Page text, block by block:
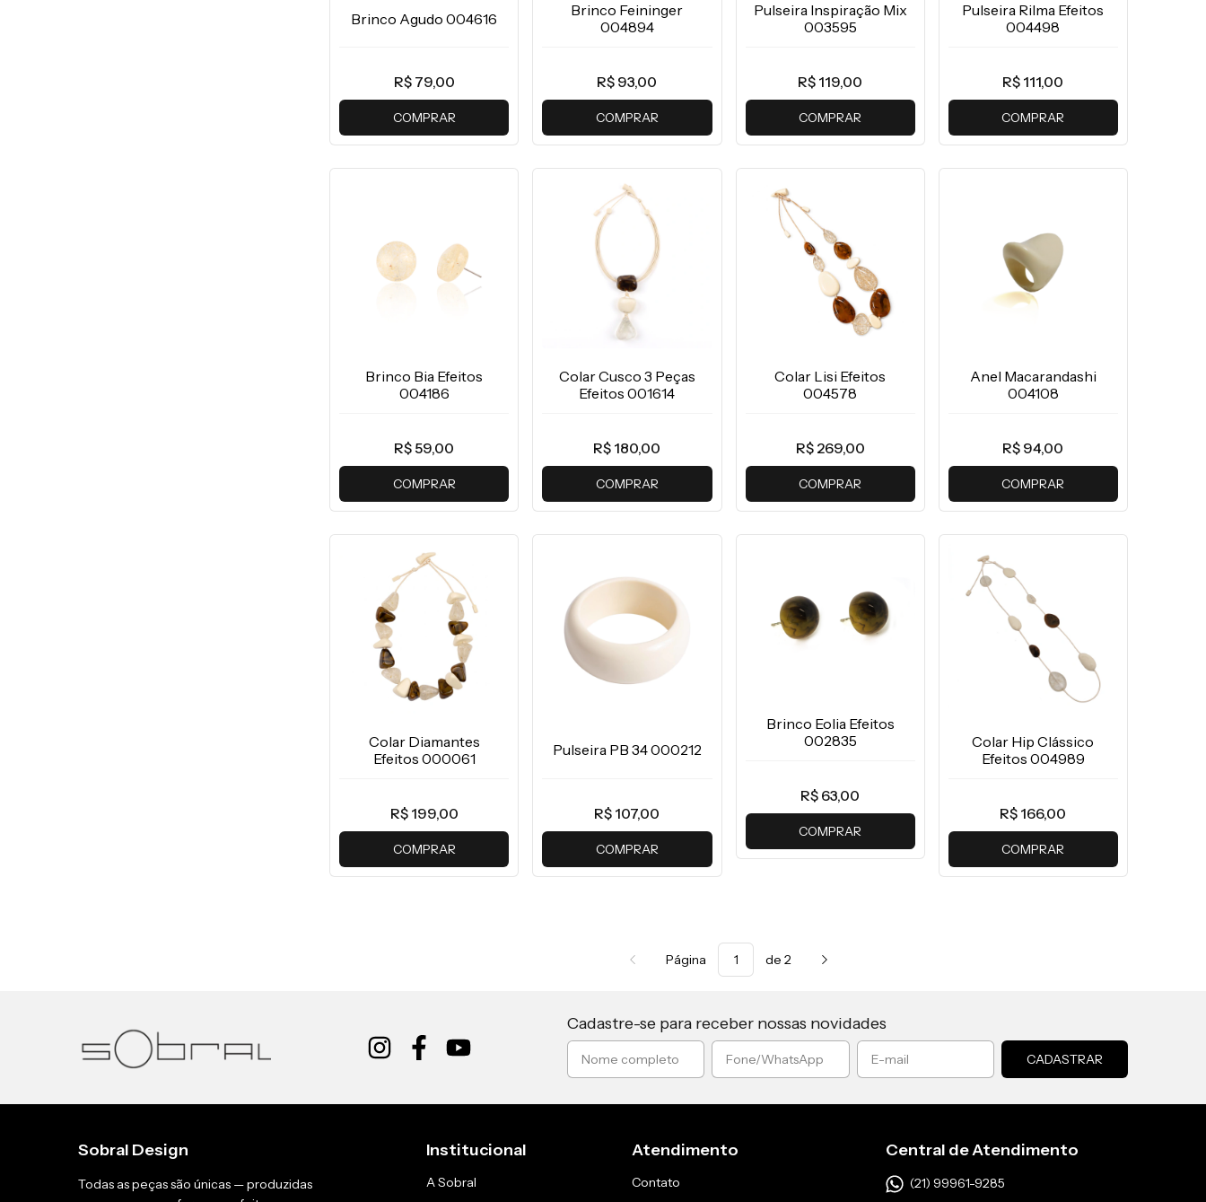
Brinco Agudo 004616
R$ 79,00
COMPRAR
Brinco Feininger
004894
R$ 93,00
COMPRAR
Pulseira Inspiração Mix
003595
R$ 119,00
COMPRAR
Pulseira Rilma Efeitos
004498
R$ 111,00
COMPRAR
Brinco Bia Efeitos
004186
R$ 59,00
COMPRAR
Colar Cusco 3 Peças
Efeitos 001614
R$ 180,00
COMPRAR
Colar Lisi Efeitos
004578
R$ 269,00
COMPRAR
Anel Macarandashi
004108
R$ 94,00
COMPRAR
Colar Diamantes
Efeitos 000061
R$ 199,00
COMPRAR
Pulseira PB 34 000212
R$ 107,00
COMPRAR
Brinco Eolia Efeitos
002835
R$ 63,00
COMPRAR
Colar Hip Clássico
Efeitos 004989
R$ 166,00
COMPRAR
Página de 2
Cadastre-se para receber nossas novidades
Sobral Design
Todas as peças são únicas — produzidas
Institucional
A Sobral
Atendimento
Contato
Central de Atendimento
(21) 99961-9285